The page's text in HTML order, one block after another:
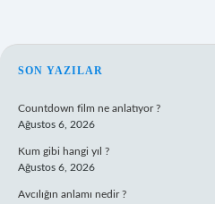
SIDEBAR
SON YAZILAR
Countdown film ne anlatıyor ?
Ağustos 6, 2026
Kum gibi hangi yıl ?
Ağustos 6, 2026
Avcılığın anlamı nedir ?